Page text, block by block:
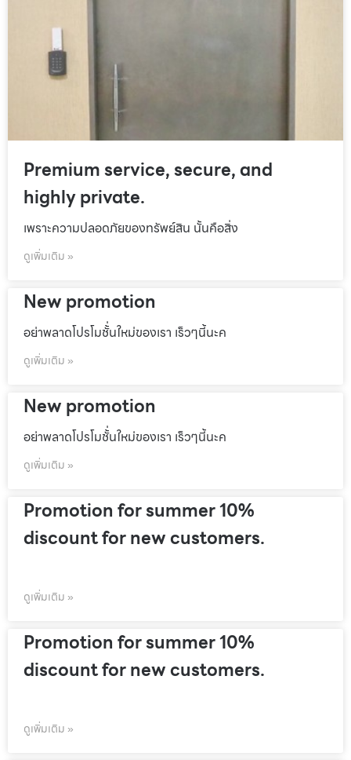
Premium service, secure, and
highly private.
เพราะความปลอดภัยของทรัพย์สิน นั้นคือสิ่ง
ดูเพิ่มเติม »
New promotion
อย่าพลาดโปรโมชั้่นใหม่ของเรา เร็วๆนี้นะค
ดูเพิ่มเติม »
New promotion
อย่าพลาดโปรโมชั้่นใหม่ของเรา เร็วๆนี้นะค
ดูเพิ่มเติม »
Promotion for summer 10%
discount for new customers.
ดูเพิ่มเติม »
Promotion for summer 10%
discount for new customers.
ดูเพิ่มเติม »